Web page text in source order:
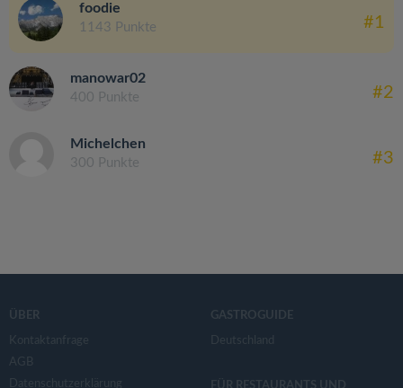
foodie
1143 Punkte #1
manowar02
400 Punkte #2
Michelchen
300 Punkte #3
ÜBER
Kontaktanfrage
AGB
Datenschutzerklärung
GASTROGUIDE
Deutschland